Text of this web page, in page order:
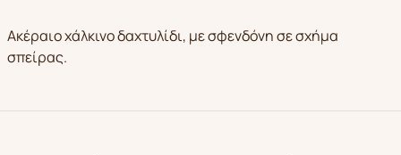
Ακέραιο χάλκινο δαχτυλίδι, με σφενδόνη σε σχήμα
σπείρας.